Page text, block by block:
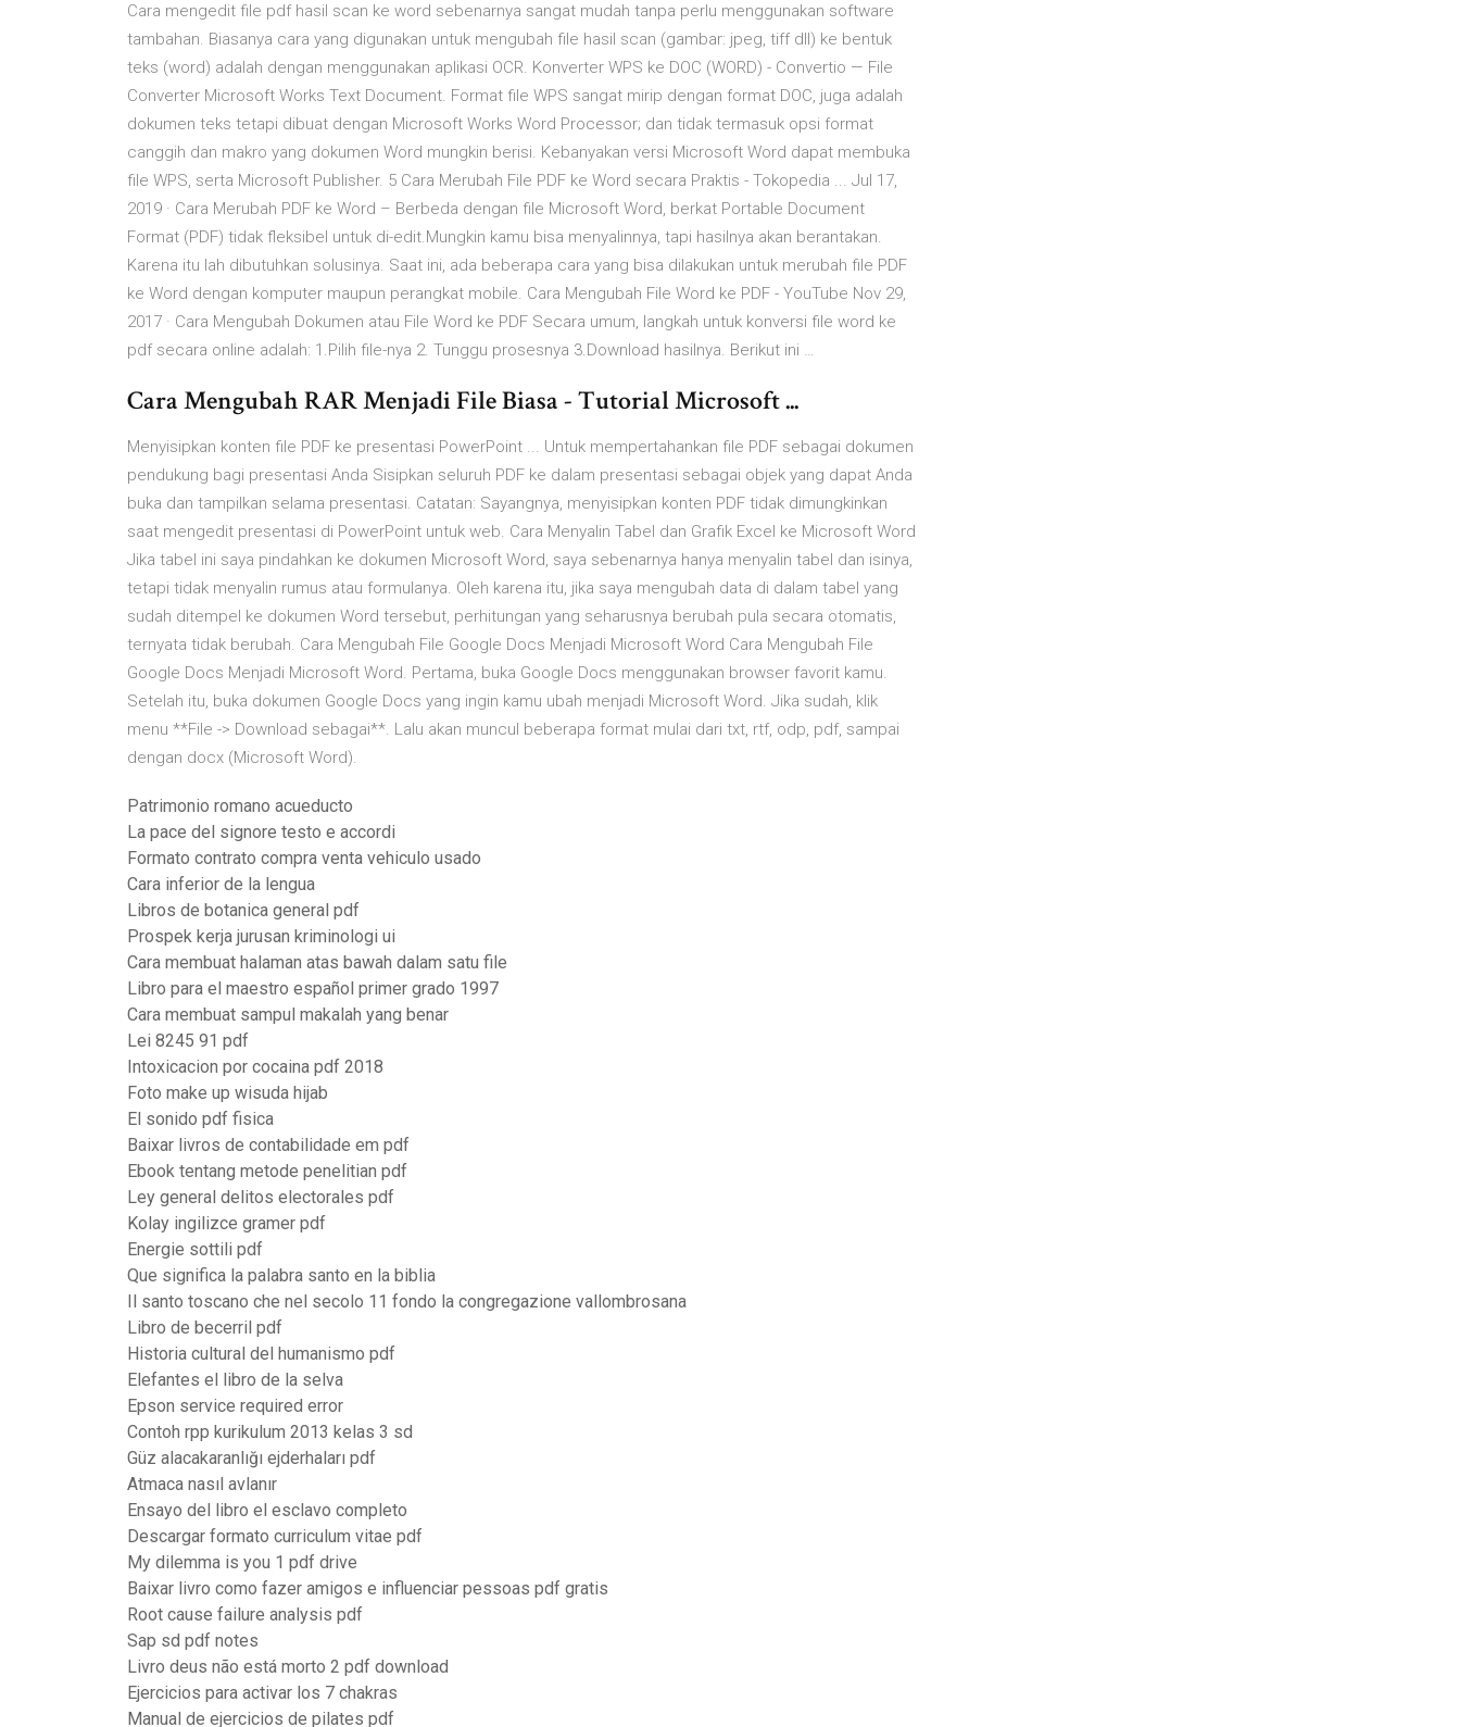
Cara mengedit file pdf hasil scan ke word sebenarnya sangat mudah tanpa perlu menggunakan software
tambahan. Biasanya cara yang digunakan untuk mengubah file hasil scan (gambar: jpeg, tiff dll) ke bentuk
teks (word) adalah dengan menggunakan aplikasi OCR. Konverter WPS ke DOC (WORD) - Convertio — File
Converter Microsoft Works Text Document. Format file WPS sangat mirip dengan format DOC, juga adalah
dokumen teks tetapi dibuat dengan Microsoft Works Word Processor; dan tidak termasuk opsi format
canggih dan makro yang dokumen Word mungkin berisi. Kebanyakan versi Microsoft Word dapat membuka
file WPS, serta Microsoft Publisher. 5 Cara Merubah File PDF ke Word secara Praktis - Tokopedia ... Jul 17,
2019 · Cara Merubah PDF ke Word – Berbeda dengan file Microsoft Word, berkat Portable Document
Format (PDF) tidak fleksibel untuk di-edit.Mungkin kamu bisa menyalinnya, tapi hasilnya akan berantakan.
Karena itu lah dibutuhkan solusinya. Saat ini, ada beberapa cara yang bisa dilakukan untuk merubah file PDF
ke Word dengan komputer maupun perangkat mobile. Cara Mengubah File Word ke PDF - YouTube Nov 29,
2017 · Cara Mengubah Dokumen atau File Word ke PDF Secara umum, langkah untuk konversi file word ke
pdf secara online adalah: 1.Pilih file-nya 2. Tunggu prosesnya 3.Download hasilnya. Berikut ini …
Cara Mengubah RAR Menjadi File Biasa - Tutorial Microsoft ...
Menyisipkan konten file PDF ke presentasi PowerPoint ... Untuk mempertahankan file PDF sebagai dokumen
pendukung bagi presentasi Anda Sisipkan seluruh PDF ke dalam presentasi sebagai objek yang dapat Anda
buka dan tampilkan selama presentasi. Catatan: Sayangnya, menyisipkan konten PDF tidak dimungkinkan
saat mengedit presentasi di PowerPoint untuk web. Cara Menyalin Tabel dan Grafik Excel ke Microsoft Word
Jika tabel ini saya pindahkan ke dokumen Microsoft Word, saya sebenarnya hanya menyalin tabel dan isinya,
tetapi tidak menyalin rumus atau formulanya. Oleh karena itu, jika saya mengubah data di dalam tabel yang
sudah ditempel ke dokumen Word tersebut, perhitungan yang seharusnya berubah pula secara otomatis,
ternyata tidak berubah. Cara Mengubah File Google Docs Menjadi Microsoft Word Cara Mengubah File
Google Docs Menjadi Microsoft Word. Pertama, buka Google Docs menggunakan browser favorit kamu.
Setelah itu, buka dokumen Google Docs yang ingin kamu ubah menjadi Microsoft Word. Jika sudah, klik
menu **File -> Download sebagai**. Lalu akan muncul beberapa format mulai dari txt, rtf, odp, pdf, sampai
dengan docx (Microsoft Word).
Patrimonio romano acueducto
La pace del signore testo e accordi
Formato contrato compra venta vehiculo usado
Cara inferior de la lengua
Libros de botanica general pdf
Prospek kerja jurusan kriminologi ui
Cara membuat halaman atas bawah dalam satu file
Libro para el maestro español primer grado 1997
Cara membuat sampul makalah yang benar
Lei 8245 91 pdf
Intoxicacion por cocaina pdf 2018
Foto make up wisuda hijab
El sonido pdf fisica
Baixar livros de contabilidade em pdf
Ebook tentang metode penelitian pdf
Ley general delitos electorales pdf
Kolay ingilizce gramer pdf
Energie sottili pdf
Que significa la palabra santo en la biblia
Il santo toscano che nel secolo 11 fondo la congregazione vallombrosana
Libro de becerril pdf
Historia cultural del humanismo pdf
Elefantes el libro de la selva
Epson service required error
Contoh rpp kurikulum 2013 kelas 3 sd
Güz alacakaranlığı ejderhaları pdf
Atmaca nasıl avlanır
Ensayo del libro el esclavo completo
Descargar formato curriculum vitae pdf
My dilemma is you 1 pdf drive
Baixar livro como fazer amigos e influenciar pessoas pdf gratis
Root cause failure analysis pdf
Sap sd pdf notes
Livro deus não está morto 2 pdf download
Ejercicios para activar los 7 chakras
Manual de ejercicios de pilates pdf